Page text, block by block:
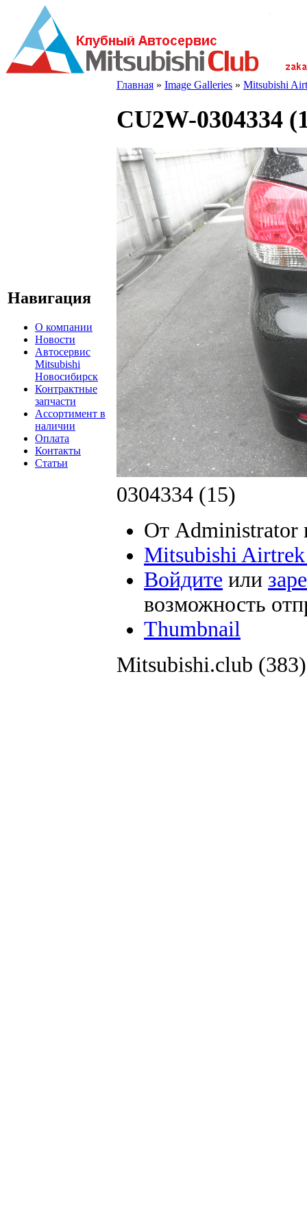
Навигация
О компании
Новости
Автосервис
Mitsubishi
Новосибирск
Контрактные
запчасти
Ассортимент в
наличии
Оплата
Контакты
Статьи
Главная » Image Galleries » Mitsubishi
CU2W-0304334
0304334 (15)
От Administrator
Mitsubishi
Войдите или
возможность
Thumbnail
Mitsubishi.club